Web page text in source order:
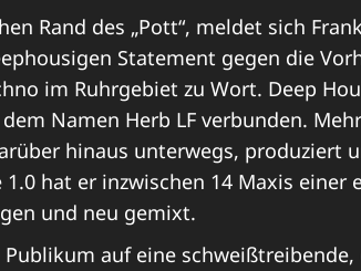
Rand des „Pott“, meldet sich
Statement gegen die
im Ruhrgebiet zu Wort. Deep
Namen Herb LF verbunden.
hinaus unterwegs, produziert
hat er inzwischen 14 Maxis einer
und neu gemixt.
auf eine